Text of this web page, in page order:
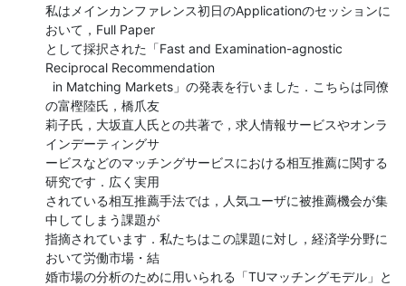
私はメインカンファレンス初日のApplicationのセッションに
おいて，Full Paper
として採択された「Fast and Examination-agnostic
Reciprocal Recommendation
の富樫陸氏，橋爪友
莉子氏，大坂直人氏との共著で，求人情報サービスやオンラ
インデーティングサ
ービスなどのマッチングサービスにおける相互推薦に関する
研究です．広く実用
されている相互推薦手法では，人気ユーザに被推薦機会が集
中してしまう課題が
指摘されています．私たちはこの課題に対し，経済学分野に
おいて労働市場・結
婚市場の分析のために用いられる「TUマッチングモデル」と